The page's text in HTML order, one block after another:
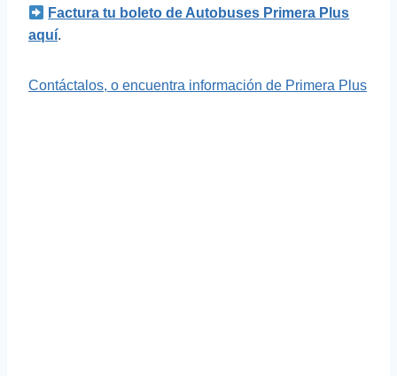
Factura tu boleto de Autobuses Primera Plus
aquí.
Contáctalos, o encuentra información de Primera Plus